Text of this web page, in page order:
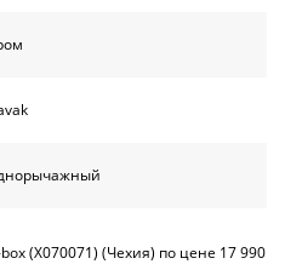
(X070071) (Чехия) по цене 17 990